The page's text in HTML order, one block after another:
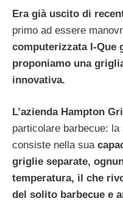
Era già uscito di
primo ad essere
computerizzata I-Que
proponiamo una
innovativa.
L’azienda Hampton
particolare barbecue:
consiste nella sua
griglie separate,
temperatura, il che
del solito barbecue e